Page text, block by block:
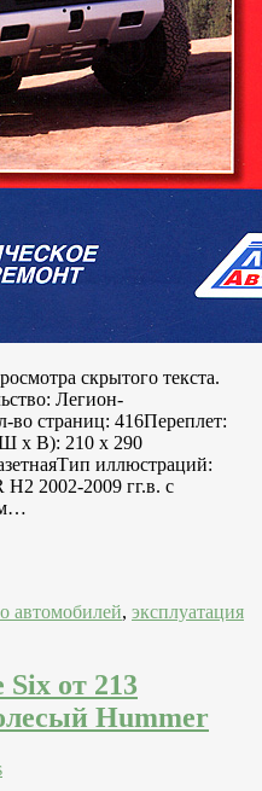
скрытого текста.
Легион-
во страниц: 416Переплет:
x В): 210 x 290
иллюстраций:
2002-2009 гг.в. с
автомобилей, эксплуатация
от 213
Hummer